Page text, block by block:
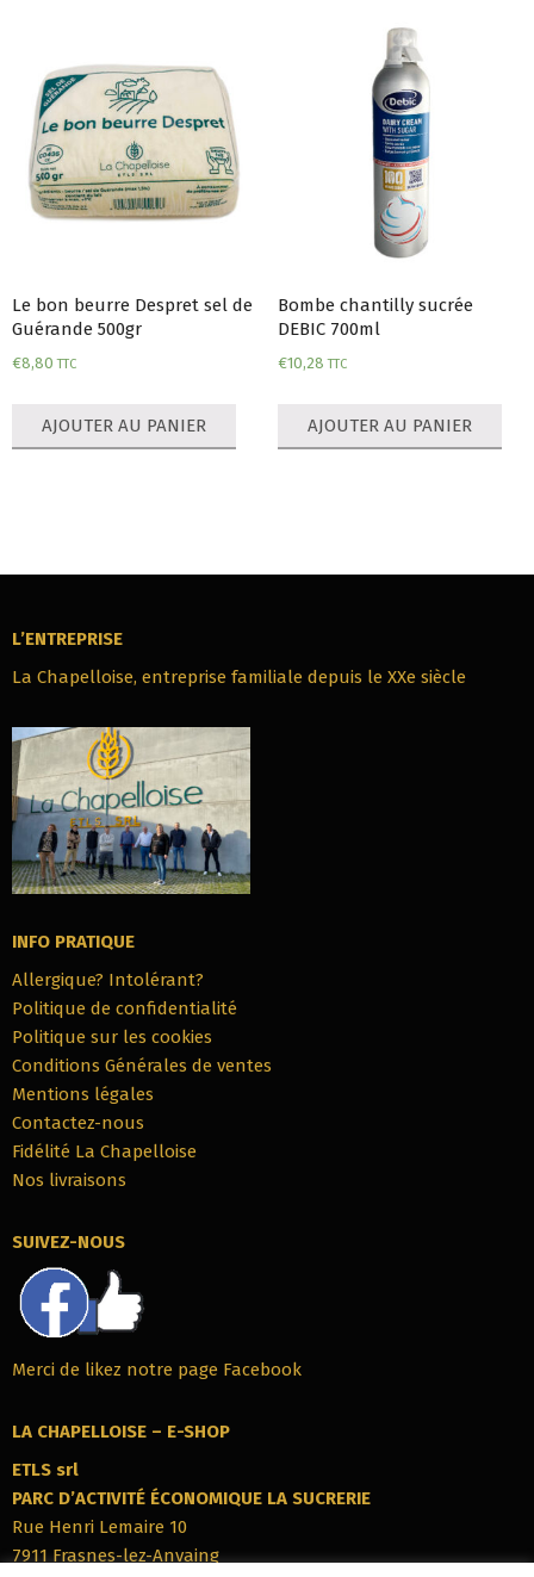
Le bon beurre Despret sel de
Guérande 500gr
€8,80 TTC
AJOUTER AU PANIER
Bombe chantilly sucrée
DEBIC 700ml
€10,28 TTC
AJOUTER AU PANIER
L’ENTREPRISE
La Chapelloise, entreprise familiale depuis le XXe siècle
INFO PRATIQUE
Allergique? Intolérant?
Politique de confidentialité
Politique sur les cookies
Conditions Générales de ventes
Mentions légales
Contactez-nous
Fidélité La Chapelloise
Nos livraisons
SUIVEZ-NOUS
Merci de likez notre page Facebook
LA CHAPELLOISE – E-SHOP
ETLS srl
PARC‭ ‬D’ACTIVITÉ ÉCONOMIQUE LA SUCRERIE
Rue Henri Lemaire 10
7911‭ ‬Frasnes-lez-Anvaing